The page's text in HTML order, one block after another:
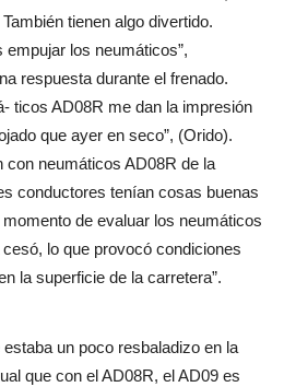
tienen algo divertido.
los neumáticos”,
respuesta durante el frenado.
ticos AD08R me dan la impresión
que ayer en seco”, (Orido).
con neumáticos AD08R de la
conductores tenían cosas buenas
de evaluar los neumáticos
lo que provocó condiciones
la superficie de la carretera”.
un poco resbaladizo en la
que con el AD08R, el AD09 es